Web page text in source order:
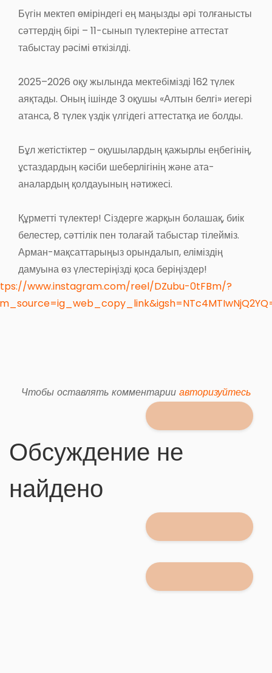
Бүгін мектеп өміріндегі ең маңызды әрі толғанысты
сәттердің бірі – 11-сынып түлектеріне аттестат
табыстау рәсімі өткізілді.
2025–2026 оқу жылында мектебімізді 162 түлек
аяқтады. Оның ішінде 3 оқушы «Алтын белгі» иегері
атанса, 8 түлек үздік үлгідегі аттестатқа ие болды.
Бұл жетістіктер – оқушылардың қажырлы еңбегінің,
ұстаздардың кәсіби шеберлігінің және ата-
аналардың қолдауының нәтижесі.
Құрметті түлектер! Сіздерге жарқын болашақ, биік
белестер, сәттілік пен толағай табыстар тілейміз.
Арман-мақсаттарыңыз орындалып, еліміздің
дамуына өз үлестеріңізді қоса беріңіздер!
www.instagram.com/reel/DZubu-0tFBm/?
Чтобы оставлять комментарии авторизуйтесь
Обсуждение не
найдено